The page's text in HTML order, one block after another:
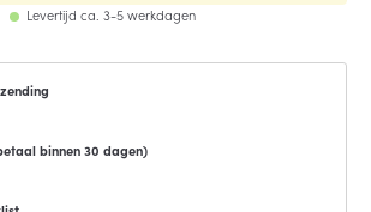
Levertijd ca. 3-5 werkdagen
binnen 30 dagen)